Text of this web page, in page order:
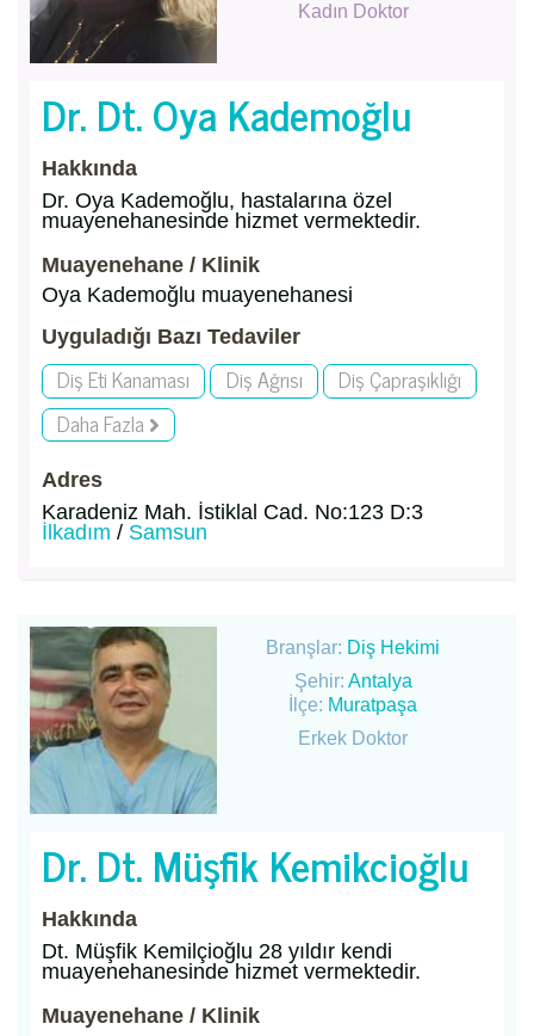
Kadın Doktor
Dr. Dt. Oya Kademoğlu
Hakkında
Dr. Oya Kademoğlu, hastalarına özel
muayenehanesinde hizmet vermektedir.
Muayenehane / Klinik
Oya Kademoğlu muayenehanesi
Uyguladığı Bazı Tedaviler
Diş Eti Kanaması Diş Ağrısı
Diş Çapraşıklığı
Daha Fazla
Adres
Karadeniz Mah. İstiklal Cad. No:123 D:3
İlkadım / Samsun
Branşlar: Diş Hekimi
Şehir: Antalya
İlçe: Muratpaşa
Erkek Doktor
Dr. Dt. Müşfik Kemikcioğlu
Hakkında
Dt. Müşfik Kemilçioğlu 28 yıldır kendi
muayenehanesinde hizmet vermektedir.
Muayenehane / Klinik